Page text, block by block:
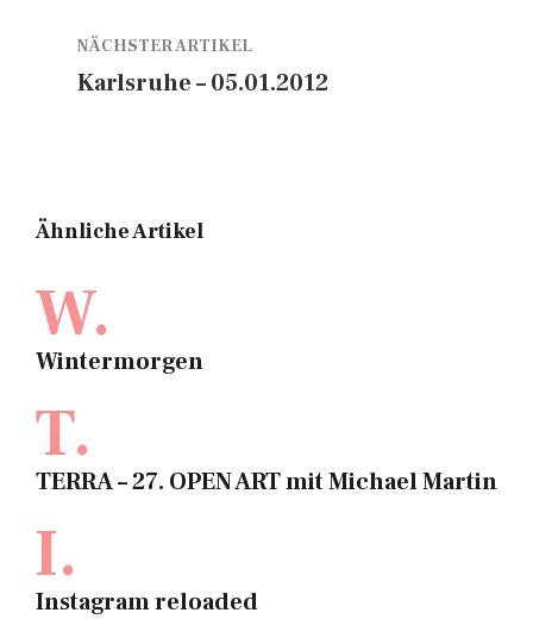
NÄCHSTER ARTIKEL
Karlsruhe – 05.01.2012
Ähnliche Artikel
W.
Wintermorgen
T.
TERRA – 27. OPEN ART mit Michael Martin
I.
Instagram reloaded